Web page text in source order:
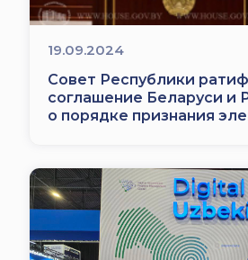
19.09.2024
Совет Республики
соглашение Беларуси и
о порядке признания